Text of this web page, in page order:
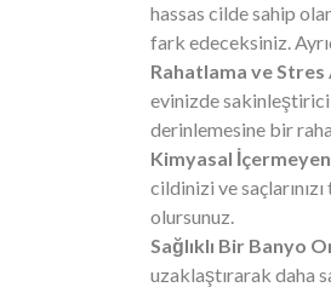
hassas cilde sahip
fark edeceksiniz.
Rahatlama ve
evinizde sakinleştirici
derinlemesine bir
Kimyasal
cildinizi ve
olursunuz.
Sağlıklı Bir Banyo
uzaklaştırarak daha